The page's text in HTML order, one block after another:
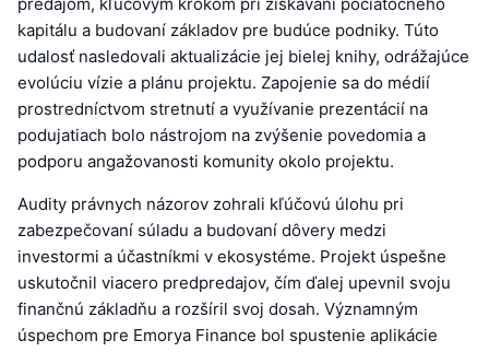
kapitálu a budovaní základov pre budúce podniky. Túto
udalosť nasledovali aktualizácie jej bielej knihy, odrážajúce
evolúciu vízie a plánu projektu. Zapojenie sa do médií
prostredníctvom stretnutí a využívanie prezentácií na
podujatiach bolo nástrojom na zvýšenie povedomia a
podporu angažovanosti komunity okolo projektu.
Audity právnych názorov zohrali kľúčovú úlohu pri
zabezpečovaní súladu a budovaní dôvery medzi
investormi a účastníkmi v ekosystéme. Projekt úspešne
uskutočnil viacero predpredajov, čím ďalej upevnil svoju
finančnú základňu a rozšíril svoj dosah. Významným
úspechom pre Emorya Finance bol spustenie aplikácie